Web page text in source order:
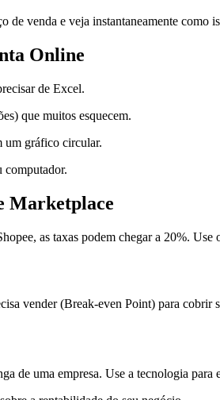
de venda e veja instantaneamente
Online
de Excel.
que muitos esquecem.
um gráfico circular.
computador.
Marketplace
as taxas podem chegar a 20%.
vender (Break-even Point) para cobrir
de uma empresa. Use a tecnologia